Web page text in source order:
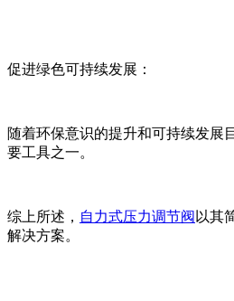
促进绿色可持续发展：
随着环保意识的提升和可持续发展
要工具之一。
综上所述， 自力式压力调节阀 以其
解决方案。